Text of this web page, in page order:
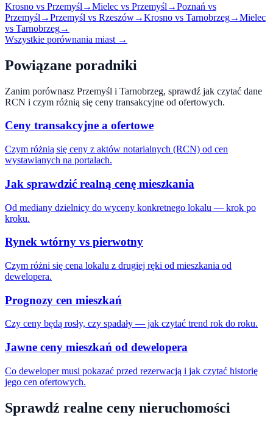
Krosno vs Przemyśl →Mielec vs Przemyśl →Poznań vs
Przemyśl →Przemyśl vs Rzeszów→Krosno vs Tarnobrzeg→Mielec
vs Tarnobrzeg→
Wszystkie porównania miast →
Powiązane poradniki
Zanim porównasz Przemyśl i Tarnobrzeg, sprawdź jak czytać dane
RCN i czym różnią się ceny transakcyjne od ofertowych.
Ceny transakcyjne a ofertowe
Czym różnią się ceny z aktów notarialnych (RCN) od cen
wystawianych na portalach.
Jak sprawdzić realną cenę mieszkania
Od mediany dzielnicy do wyceny konkretnego lokalu — krok po
kroku.
Rynek wtórny vs pierwotny
Czym różni się cena lokalu z drugiej ręki od mieszkania od
dewelopera.
Prognozy cen mieszkań
Czy ceny będą rosły, czy spadały — jak czytać trend rok do roku.
Jawne ceny mieszkań od dewelopera
Co deweloper musi pokazać przed rezerwacją i jak czytać historię
jego cen ofertowych.
Sprawdź realne ceny nieruchomości